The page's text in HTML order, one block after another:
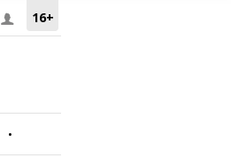
16+